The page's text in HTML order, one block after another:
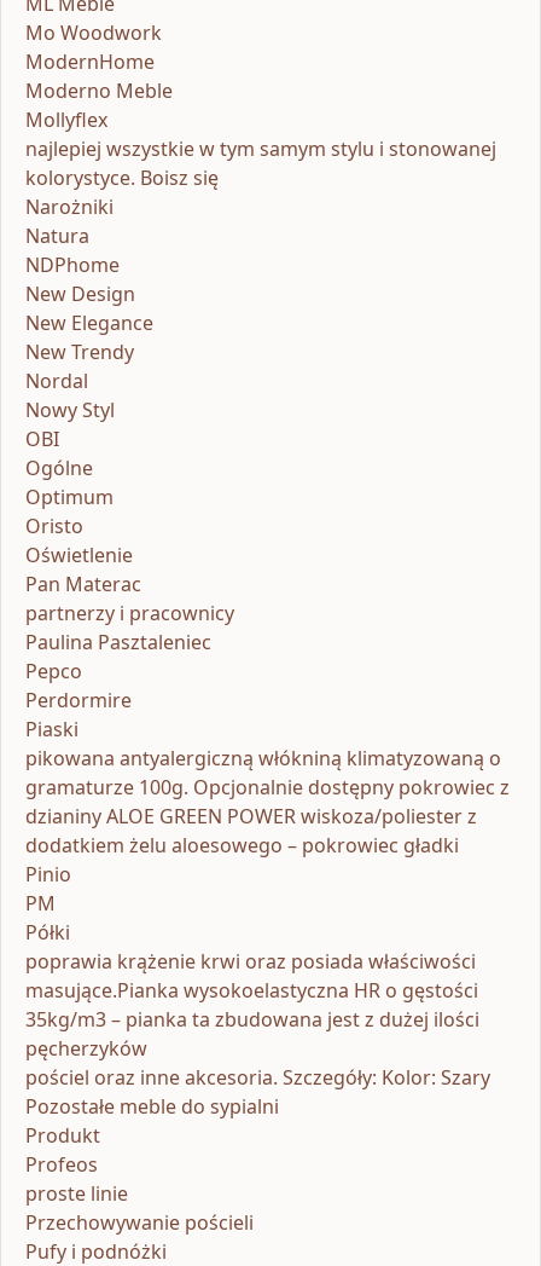
Mo Woodwork
ModernHome
Moderno Meble
Mollyflex
najlepiej wszystkie w tym samym stylu i stonowanej
kolorystyce. Boisz się
Narożniki
Natura
NDPhome
New Design
New Elegance
New Trendy
Nordal
Nowy Styl
OBI
Ogólne
Optimum
Oristo
Oświetlenie
Pan Materac
partnerzy i pracownicy
Paulina Pasztaleniec
Pepco
Perdormire
Piaski
pikowana antyalergiczną włókniną klimatyzowaną o
gramaturze 100g. Opcjonalnie dostępny pokrowiec z
dzianiny ALOE GREEN POWER wiskoza/poliester z
dodatkiem żelu aloesowego – pokrowiec gładki
Pinio
PM
Półki
poprawia krążenie krwi oraz posiada właściwości
masujące.Pianka wysokoelastyczna HR o gęstości
35kg/m3 – pianka ta zbudowana jest z dużej ilości
pęcherzyków
pościel oraz inne akcesoria. Szczegóły: Kolor: Szary
Pozostałe meble do sypialni
Produkt
Profeos
proste linie
Przechowywanie pościeli
Pufy i podnóżki